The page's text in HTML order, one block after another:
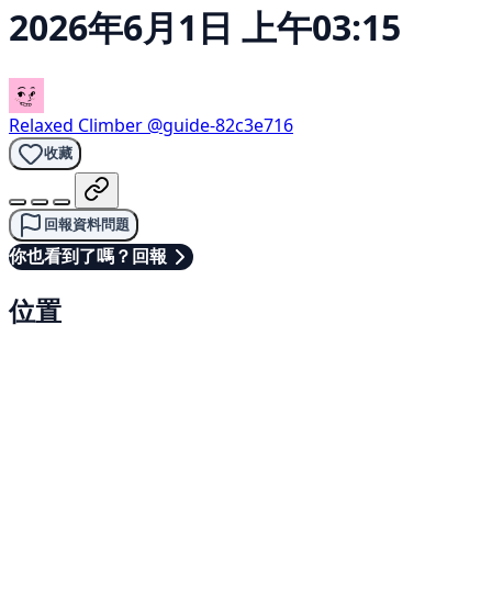
2026年6月1日 上午03:15
Relaxed Climber @guide-82c3e716
收藏
回報資料問題
你也看到了嗎？回報
位置